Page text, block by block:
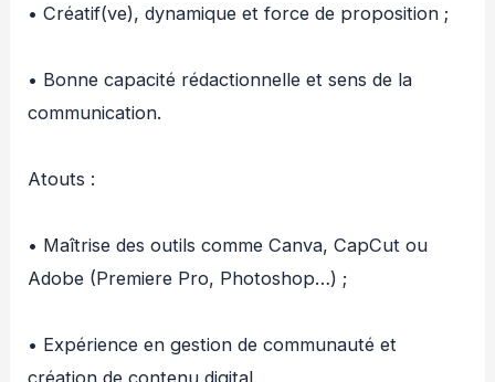
‎• Créatif(ve), dynamique et force de proposition ;
‎• Bonne capacité rédactionnelle et sens de la
communication.
‎Atouts :
‎• Maîtrise des outils comme Canva, CapCut ou
Adobe (Premiere Pro, Photoshop…) ;
‎• Expérience en gestion de communauté et